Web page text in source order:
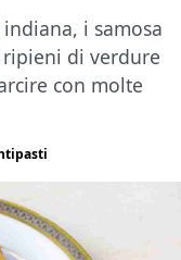
i samosa
di verdure
con molte